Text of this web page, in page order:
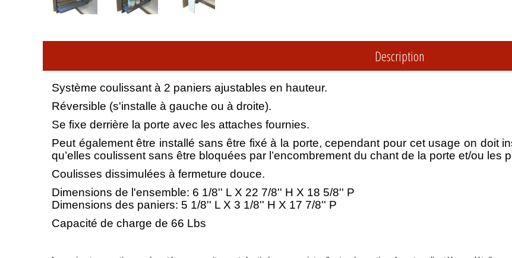
Description
Système coulissant à 2 paniers ajustables en hauteur.
Réversible (s'installe à gauche ou à droite).
Se fixe derrière la porte avec les attaches fournies.
Peut également être installé sans être fixé à la porte, cependant pour cet usage on doit
qu’elles coulissent sans être bloquées par l’encombrement du chant de la porte et/ou les
Coulisses dissimulées à fermeture douce.
Dimensions de l'ensemble: 6 1/8'' L X 22 7/8'' H X 18 5/8'' P
Dimensions des paniers: 5 1/8'' L X 3 1/8'' H X 17 7/8'' P
Capacité de charge de 66 Lbs